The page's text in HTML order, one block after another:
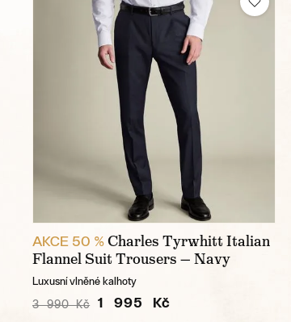
AKCE 50 %Charles Tyrwhitt Italian
Flannel Suit Trousers — Navy
Luxusní vlněné kalhoty
3 990 Kč 1 995 Kč